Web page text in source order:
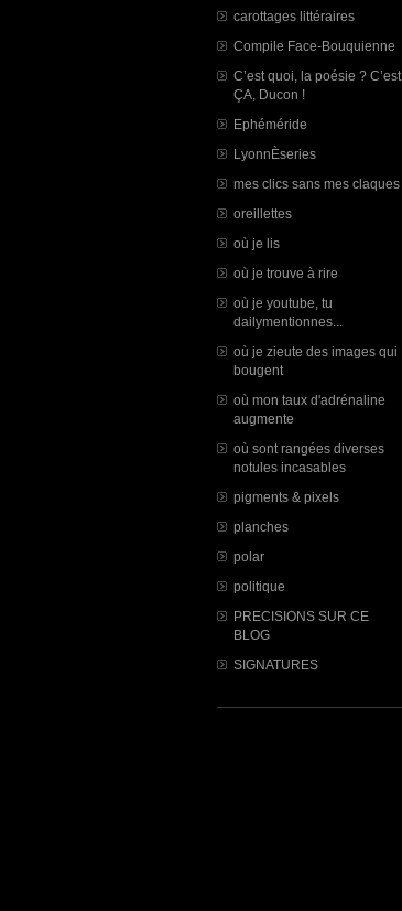
carottages littéraires
Compile Face-Bouquienne
C’est quoi, la poésie ? C’est
ÇA, Ducon !
Ephéméride
LyonnÈseries
mes clics sans mes claques
oreillettes
où je lis
où je trouve à rire
où je youtube, tu
dailymentionnes...
où je zieute des images qui
bougent
où mon taux d'adrénaline
augmente
où sont rangées diverses
notules incasables
pigments & pixels
planches
polar
politique
PRECISIONS SUR CE
BLOG
SIGNATURES